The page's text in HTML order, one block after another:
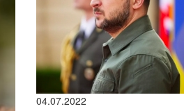
04.07.2022